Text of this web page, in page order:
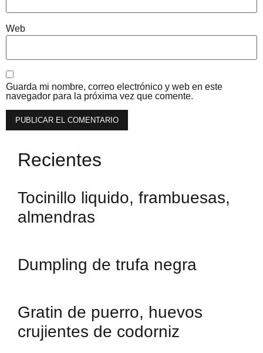
Web
Guarda mi nombre, correo electrónico y web en este
navegador para la próxima vez que comente.
Recientes
Tocinillo liquido, frambuesas,
almendras
Dumpling de trufa negra
Gratin de puerro, huevos
crujientes de codorniz